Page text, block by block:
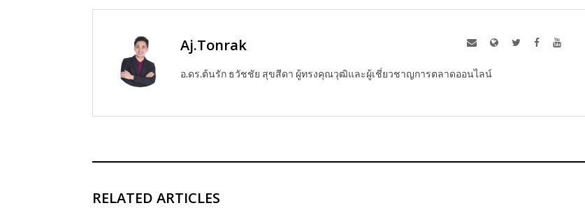
Aj.Tonrak
อ.ดร.ต้นรัก ธวัชชัย สุขสีดา ผู้ทรงคุณวุฒิและผู้เชี่ยวชาญการตลาดออนไลน์
RELATED ARTICLES